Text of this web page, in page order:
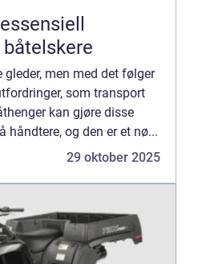
gleder, men med det følger
som transport
kan gjøre disse
håndtere, og den er et nø...
29 oktober 2025